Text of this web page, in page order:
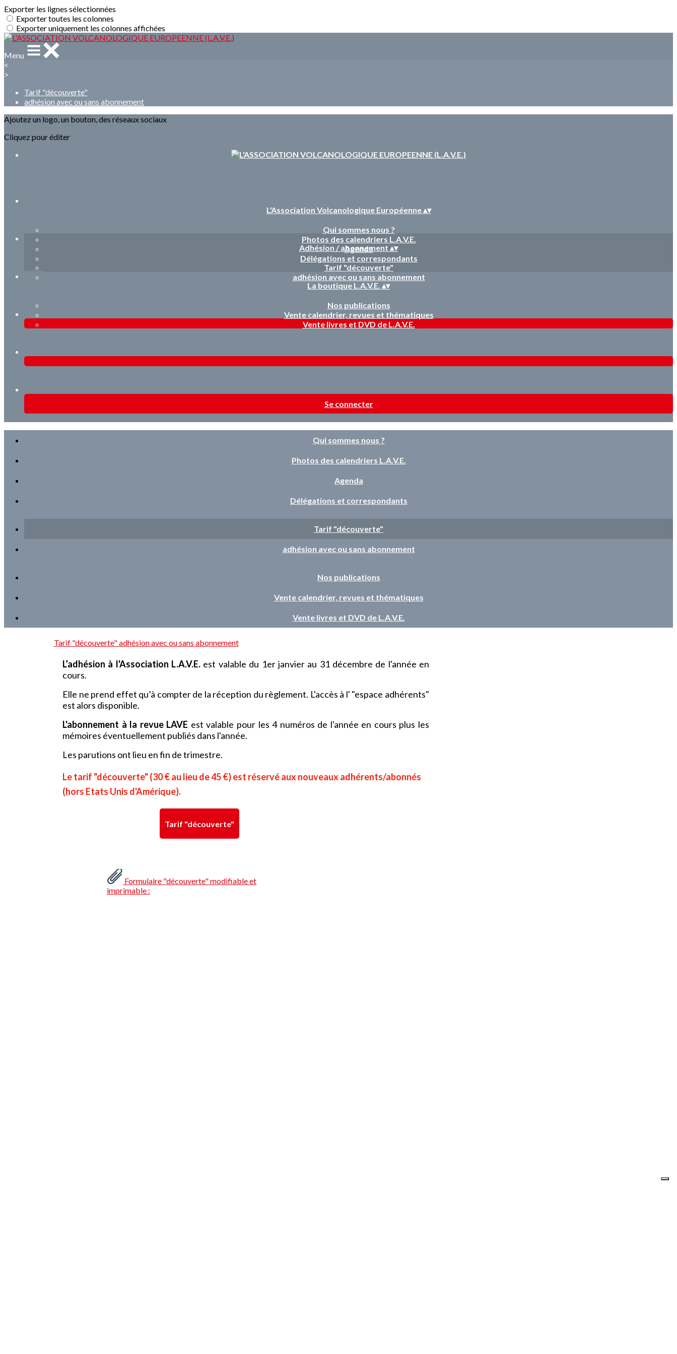
Exporter les lignes sélectionnées
Exporter toutes les colonnes
Exporter uniquement les colonnes affichées
Menu
<
>
Tarif "découverte"
adhésion avec ou sans abonnement
Ajoutez un logo, un bouton, des réseaux sociaux
Cliquez pour éditer
L'Association Volcanologique Européenne▴▾
Qui sommes nous ?
Photos des calendriers L.A.V.E.
Agenda
Délégations et correspondants
Adhésion / abonnement ▴▾
Tarif "découverte"
adhésion avec ou sans abonnement
La boutique L.A.V.E. ▴▾
Nos publications
Vente calendrier, revues et thématiques
Vente livres et DVD de L.A.V.E.
Se connecter
Qui sommes nous ?
Photos des calendriers L.A.V.E.
Agenda
Délégations et correspondants
Tarif "découverte"
adhésion avec ou sans abonnement
Nos publications
Vente calendrier, revues et thématiques
Vente livres et DVD de L.A.V.E.
Tarif "découverte"adhésion avec ou sans abonnement
L’adhésion à l'Association L.A.V.E. est valable du 1er janvier au 31 décembre de l'année en
cours.
Elle ne prend effet qu’à compter de la réception du règlement. L'accès à l' "espace adhérents"
est alors disponible.
L'abonnement à la revue LAVE est valable pour les 4 numéros de l'année en cours plus les
mémoires éventuellement publiés dans l'année.
Les parutions ont lieu en fin de trimestre.
Le tarif "découverte" (30 € au lieu de 45 €) est réservé aux nouveaux adhérents/abonnés
(hors Etats Unis d'Amérique).
Tarif "découverte"
Formulaire "découverte" modifiable et
imprimable :